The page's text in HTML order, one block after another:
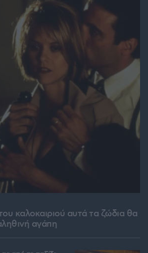
καλοκαιριού αυτά τα ζώδια θα
αγάπη